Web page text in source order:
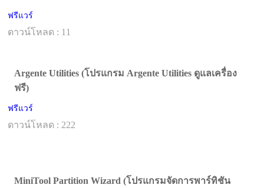
ฟรีแวร์
ดาวน์โหลด : 11
Argente Utilities (โปรแกรม Argente Utilities ดูแลเครื่อง
ฟรี)
ฟรีแวร์
ดาวน์โหลด : 222
MiniTool Partition Wizard (โปรแกรมจัดการพาร์ทิชัน